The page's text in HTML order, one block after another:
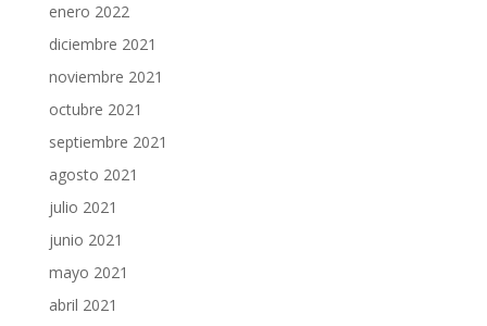
enero 2022
diciembre 2021
noviembre 2021
octubre 2021
septiembre 2021
agosto 2021
julio 2021
junio 2021
mayo 2021
abril 2021